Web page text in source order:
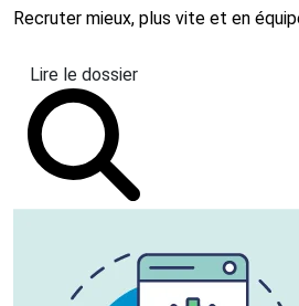
Recruter mieux, plus vite et en
Lire le dossier